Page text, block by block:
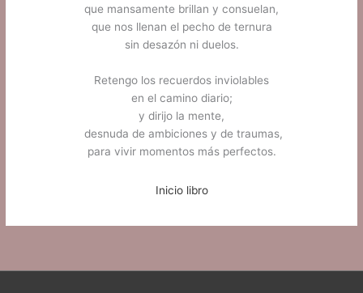
que mansamente brillan y consuelan,
que nos llenan el pecho de ternura
sin desazón ni duelos.
Retengo los recuerdos inviolables
en el camino diario;
y dirijo la mente,
desnuda de ambiciones y de traumas,
para vivir momentos más perfectos.
Inicio libro